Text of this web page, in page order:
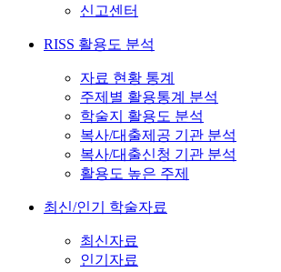
신고센터
RISS 활용도 분석
자료 현황 통계
주제별 활용통계 분석
학술지 활용도 분석
복사/대출제공 기관 분석
복사/대출신청 기관 분석
활용도 높은 주제
최신/인기 학술자료
최신자료
인기자료